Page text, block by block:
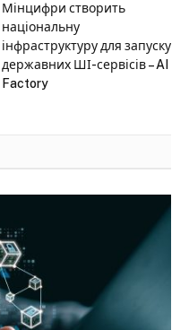
Мінцифри створить
національну
інфраструктуру для запуску
державних ШІ-сервісів – AI
Factory